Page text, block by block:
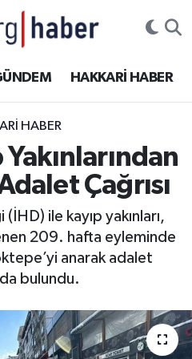
HAKKARİ HABER
HABER
Yakınlarından
Çağrısı
(İHD) ile kayıp yakınları,
209. hafta eyleminde
anarak adalet
bulundu.
Haritası
ve Fikstür